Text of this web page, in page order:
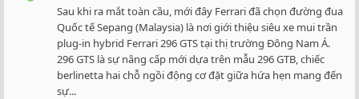
Sau khi ra mắt toàn cầu, mới đây Ferrari đã chọn đường đua
Quốc tế Sepang (Malaysia) là nơi giới thiệu siêu xe mui trần
plug-in hybrid Ferrari 296 GTS tại thị trường Đông Nam Á.
296 GTS là sự nâng cấp mới dựa trên mẫu 296 GTB, chiếc
berlinetta hai chỗ ngồi động cơ đặt giữa hứa hẹn mang đến
sự...